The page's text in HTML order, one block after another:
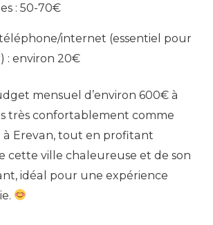
: 50-70€
internet (essentiel pour
: environ 20€
mensuel d’environ 600€ à
très confortablement comme
Erevan, tout en profitant
cette ville chaleureuse et de son
idéal pour une expérience